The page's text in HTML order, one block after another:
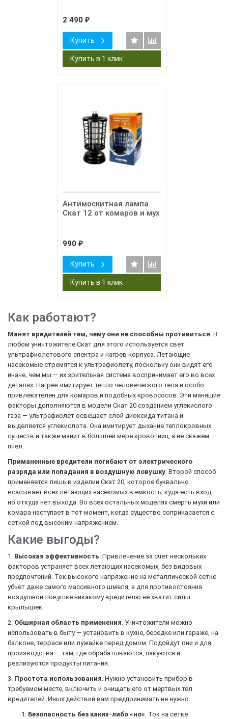
2 490 ₽
Купить
Антимоскитная лампа
Скат 12 от комаров и мух
990 ₽
Купить
Как работают?
Манят вредителей тем, чему они не способны противиться. В
любом уничтожителе Скат для этого используется свет
ультрафиолетового спектра и нагрев корпуса. Летающие
насекомые стремятся к ультрафиолету, поскольку они видят его
иначе, чем мы — их зрительная система воспринимает его во всех
деталях. Нагрев имитирует тепло человеческого тела и особо
привлекателен для комаров и подобных кровососов. Эти манящие
факторы дополняются в модели Скат 20 созданием углекислого
газа — ультрафиолет освещает слой диоксида титана и
выделяется углекислота. Она имитирует дыхание теплокровных
существ и также манит в большей мере кровопийц, а не скажем
пчел.
Приманенные вредители погибают от электрического
разряда или попадания в воздушную ловушку. Второй способ
применяется лишь в изделии Скат 20, которое буквально
всасывает всех летающих насекомых в емкость, куда есть вход,
но откуда нет выхода. Во всех остальных моделях смерть мухи или
комара наступает в тот момент, когда существо соприкасается с
сеткой под высоким напряжением.
Какие выгоды?
1. Высокая эффективность. Привлечение за счет нескольких
факторов устраняет всех летающих насекомых, без видовых
предпочтений. Ток высокого напряжение на металлической сетке
убьет даже самого массивного шмеля, а для противостояния
воздушной ловушке никакому вредителю не хватит силы
крылышек.
2. Обширная область применения. Уничтожители можно
использовать в быту — установить в кухне, беседке или гараже, на
балконе, террасе или лужайке перед домом. Подойдут они и для
производства — там, где обрабатываются, пакуются и
реализуются продукты питания.
3. Простота использования. Нужно установить прибор в
требуемом месте, включить и очищать его от мертвых тел
вредителей. Иных действий вам предпринимать не нужно.
Безопасность без каких-либо «но». Ток на сетке